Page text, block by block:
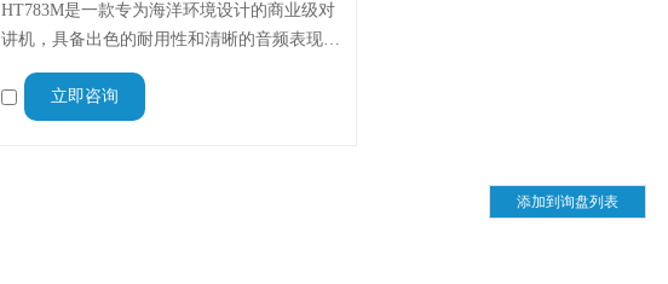
HT783M是一款专为海洋环境设计的商业级对
讲机，具备出色的耐用性和清晰的音频表现。
拥有IP68的防水等级，配备了2200mAh的锂离
子电池，提供长时间的使用。
立即咨询